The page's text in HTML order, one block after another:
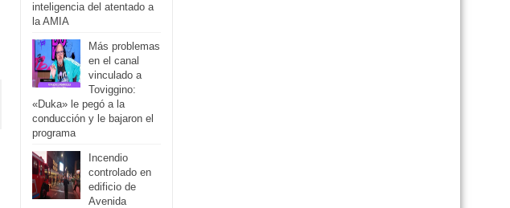
inteligencia del atentado a
la AMIA
Más problemas
en el canal
vinculado a
Toviggino:
«Duka» le pegó a la
conducción y le bajaron el
programa
Incendio
controlado en
edificio de
Avenida